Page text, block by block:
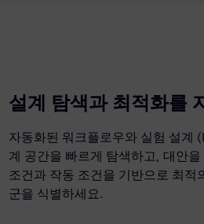
설계 탐색과 최적화를
자동화된 워크플로우와 실험 설계
계 공간을 빠르게 탐색하고, 대안
조건과 작동 조건을 기반으로 최적
군을 식별하세요.